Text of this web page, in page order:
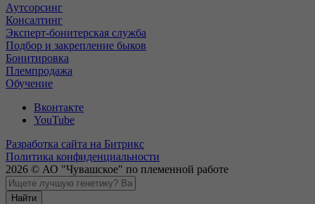
Аутсорсинг
Консалтинг
Эксперт-бонитерская служба
Подбор и закрепление быков
Бонитировка
Племпродажа
Обучение
Вконтакте
YouTube
Разработка сайта на Битрикс
Политика конфиденциальности
2026 © АО "Чувашское" по племенной работе
Найти